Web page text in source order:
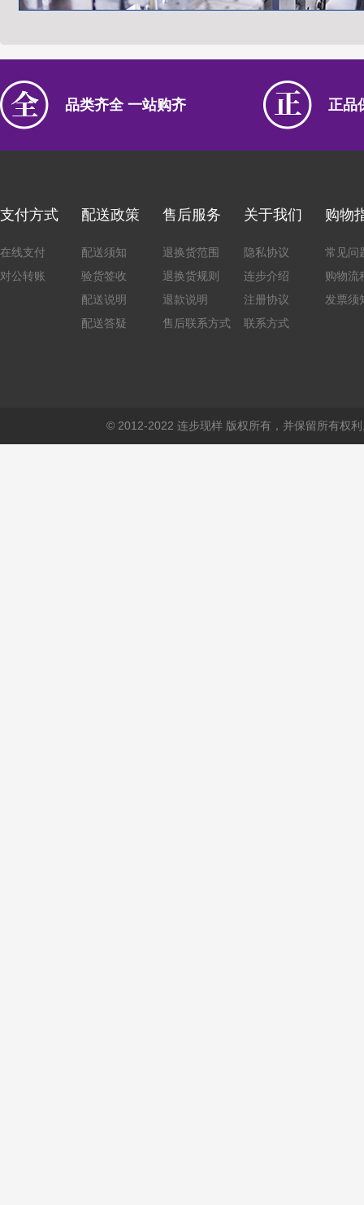
品类齐全 一站购齐 正品
支付方式
在线支付
对公转账
配送政策
配送须知
验货签收
配送说明
配送答疑
售后服务
退换货范围
退换货规则
退款说明
售后联系方式
关于我们
隐私协议
连步介绍
注册协议
联系方式
购物
常见问
购物流
发票须
© 2012-2022 连步现样 版权所有，并保留所有权